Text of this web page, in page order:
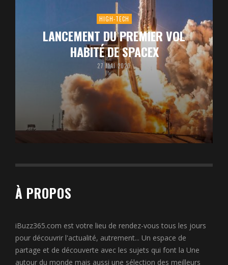
HIGH-TECH
LANCEMENT DU PREMIER VOL
HABITÉ DE SPACEX
27 MAI 2020
À PROPOS
iBuzz365.com est votre lieu de rendez-vous tous les jours
pour découvrir l'actualité, autrement... Un espace de
partage et de découverte avec les sujets qui font la Une
autour du monde mais aussi une sélection des meilleurs